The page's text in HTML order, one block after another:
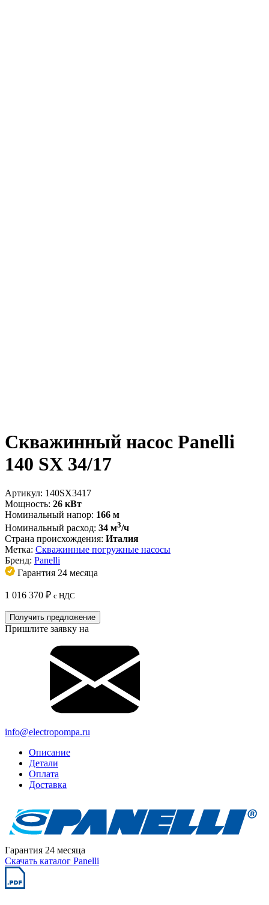
Скважинный насос Panelli
140 SX 34/17
Артикул: 140SX3417
Мощность: 26 кВт
Номинальный напор: 166 м
Номинальный расход: 34 м3/ч
Страна происхождения: Италия
Метка: Скважинные погружные насосы
Бренд: Panelli
Гарантия 24 месяца
1 016 370 ₽ с НДС
Получить предложение
Пришлите заявку на
info@electropompa.ru
Описание
Детали
Оплата
Доставка
Гарантия 24 месяца
Скачать каталог Panelli